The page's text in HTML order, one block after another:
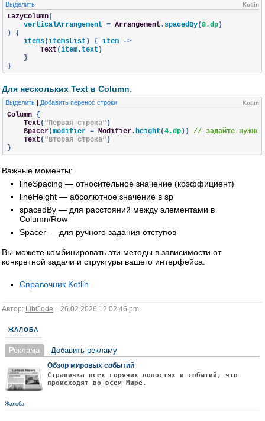
Выделить Kotlin
LazyColumn(
    verticalArrangement
= Arrangement .spacedBy(8.dp)
)
{
    items
(itemsList ) { item
->
Text (item. text )
}
}
Для нескольких Text в Column:
Выделить Kotlin
| Добавить перенос строки
Column {
Text ( "Первая строка" )
Spacer(modifier = Modifier.height (4.dp)) // задайте нужное
Text ( "Вторая строка" )
}
Важные моменты:
lineSpacing — относительное значение (коэффициент)
lineHeight — абсолютное значение в sp
spacedBy — для расстояний между элементами в
Column/Row
Spacer — для ручного задания отступов
Вы можете комбинировать эти методы в зависимости от
конкретной задачи и структуры вашего интерфейса.
Справочник Kotlin
Автор: LibCode 26.02.2026 12:02:46 pm
ЖАЛОБА
Реклама Добавить рекламу
Обзор мировых событий
Страничка всех горячих новостях и событий, что
происходят во всём Мире.
Жалоба